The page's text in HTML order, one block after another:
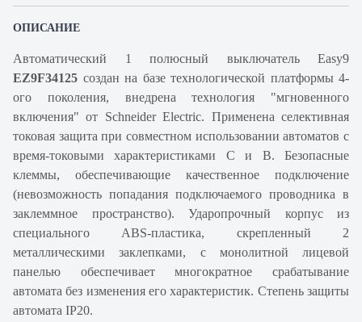
ОПИСАНИЕ
Автоматический 1 полюсный выключатель Easy9
EZ9F34125 создан на базе технологической платформы 4-
ого поколения, внедрена технология "мгновенного
включения" от Schneider Electric. Применена селективная
токовая защита при совместном использовании автоматов с
время-токовыми характеристиками C и B. Безопасные
клеммы, обеспечивающие качественное подключение
(невозможность попадания подключаемого проводника в
заклеммное пространство). Ударопрочный корпус из
специального ABS-пластика, скрепленный 2
металлическими заклепками, с монолитной лицевой
панелью обеспечивает многократное срабатывание
автомата без изменения его характеристик. Степень защиты
автомата IP20.